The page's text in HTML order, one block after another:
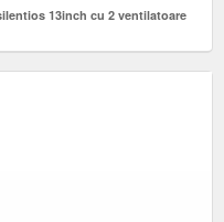
13inch cu 2 ventilatoare